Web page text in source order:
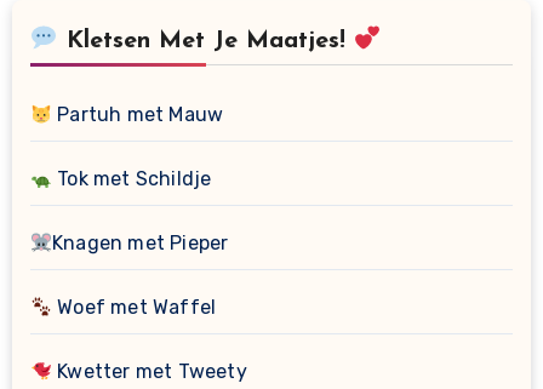
Kletsen Met Je Maatjes!
Partuh met Mauw
Tok met Schildje
Knagen met Pieper
Woef met Waffel
Kwetter met Tweety